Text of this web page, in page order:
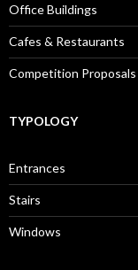
Office Buildings
Cafes & Restaurants
Competition Proposals
TYPOLOGY
Entrances
Stairs
Windows